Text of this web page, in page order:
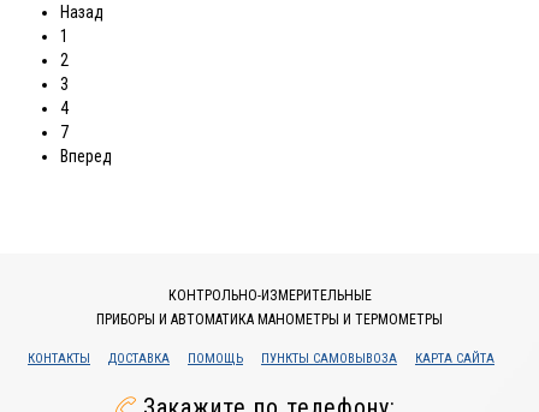
Назад
1
2
3
4
7
Вперед
КОНТРОЛЬНО-ИЗМЕРИТЕЛЬНЫЕ
ПРИБОРЫ И АВТОМАТИКА МАНОМЕТРЫ И ТЕРМОМЕТРЫ
КОНТАКТЫ ДОСТАВКА ПОМОЩЬ ПУНКТЫ САМОВЫВОЗА КАРТА САЙТА